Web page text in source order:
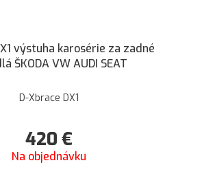
výstuha karosérie za zadné
ŠKODA VW AUDI SEAT
D-Xbrace DX1
420 €
Na objednávku